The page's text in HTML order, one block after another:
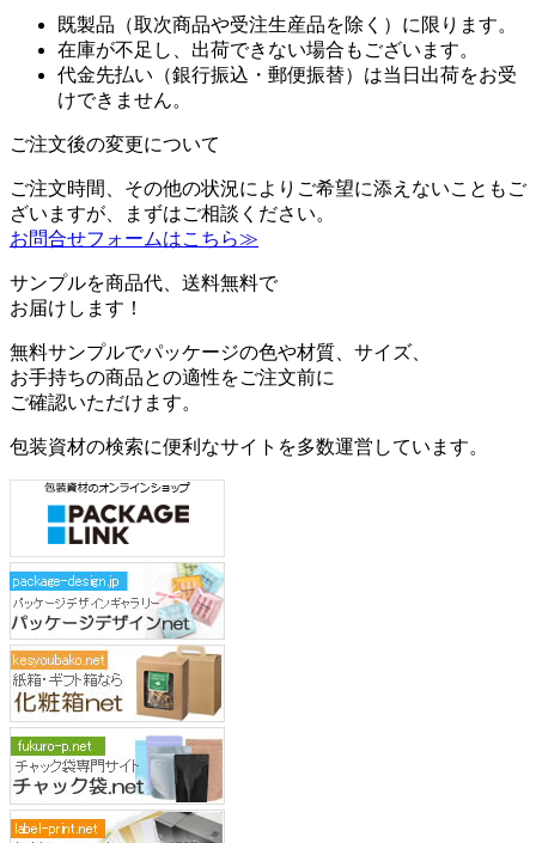
既製品（取次商品や受注生産品を除く）に限ります。
在庫が不足し、出荷できない場合もございます。
代金先払い（銀行振込・郵便振替）は当日出荷をお受
けできません。
ご注文後の変更について
ご注文時間、その他の状況によりご希望に添えないこともご
ざいますが、まずはご相談ください。
お問合せフォームはこちら≫
サンプルを商品代、送料無料で
お届けします！
無料サンプルでパッケージの色や材質、サイズ、
お手持ちの商品との適性をご注文前に
ご確認いただけます。
包装資材の検索に便利なサイトを多数運営しています。